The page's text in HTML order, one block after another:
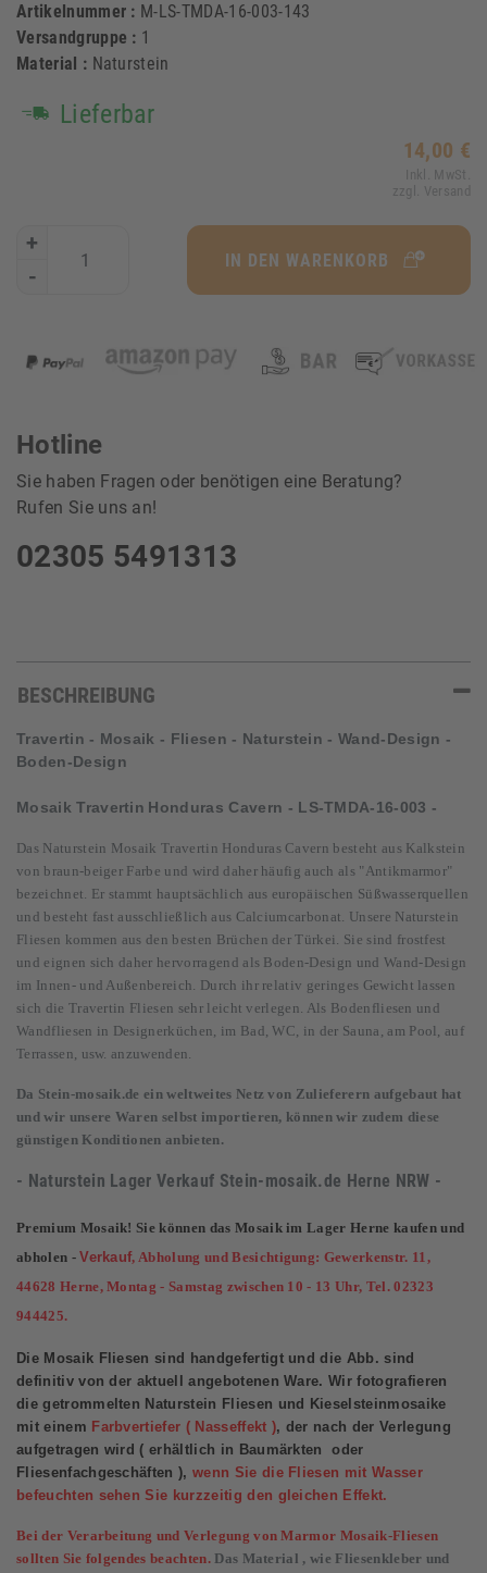
Artikelnummer : M-LS-TMDA-16-003-143
Versandgruppe : 1
Material : Naturstein
Lieferbar
14,00 €
Inkl. MwSt.
zzgl. Versand
+
-
IN DEN WARENKORB
Hotline
Sie haben Fragen oder benötigen eine Beratung?
Rufen Sie uns an!
02305 5491313
BESCHREIBUNG
Travertin - Mosaik - Fliesen - Naturstein - Wand-Design -
Boden-Design
Mosaik Travertin Honduras Cavern - LS-TMDA-16-003 -
Das Naturstein Mosaik Travertin Honduras Cavern besteht aus Kalkstein
von braun-beiger Farbe und wird daher häufig auch als "Antikmarmor"
bezeichnet. Er stammt hauptsächlich aus europäischen Süßwasserquellen
und besteht fast ausschließlich aus Calciumcarbonat. Unsere Naturstein
Fliesen kommen aus den besten Brüchen der Türkei. Sie sind frostfest
und eignen sich daher hervorragend als Boden-Design und Wand-Design
im Innen- und Außenbereich. Durch ihr relativ geringes Gewicht lassen
sich die Travertin Fliesen sehr leicht verlegen. Als Bodenfliesen und
Wandfliesen in Designerküchen, im Bad, WC, in der Sauna, am Pool, auf
Terrassen, usw. anzuwenden.
Da Stein-mosaik.de ein weltweites Netz von Zulieferern aufgebaut hat
und wir unsere Waren selbst importieren, können wir zudem diese
günstigen Konditionen anbieten.
- Naturstein Lager Verkauf Stein-mosaik.de Herne NRW -
Premium Mosaik! Sie können das Mosaik im Lager Herne kaufen und
abholen - Verkauf, Abholung und Besichtigung: Gewerkenstr. 11,
44628 Herne, Montag - Samstag zwischen 10 - 13 Uhr, Tel. 02323
944425.
Die Mosaik Fliesen sind handgefertigt und die Abb. sind
definitiv von der aktuell angebotenen Ware. Wir fotografieren
die getrommelten Naturstein Fliesen und Kieselsteinmosaike
mit einem Farbvertiefer ( Nasseffekt ), der nach der Verlegung
aufgetragen wird ( erhältlich in Baumärkten oder
Fliesenfachgeschäften ),wenn Sie die Fliesen mit Wasser
befeuchten sehen Sie kurzzeitig den gleichen Effekt.
Bei der Verarbeitung und Verlegung von Marmor Mosaik-Fliesen
sollten Sie folgendes beachten.Das Material , wie Fliesenkleber und